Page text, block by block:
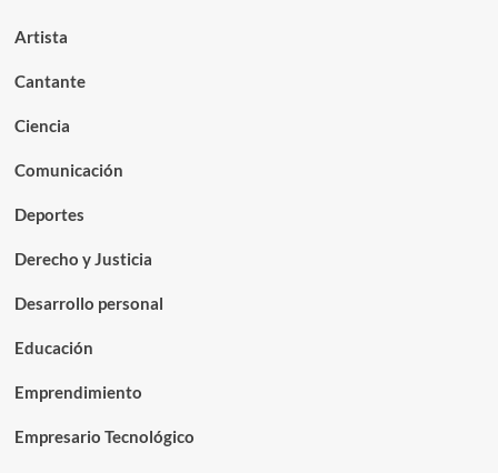
Artista
Cantante
Ciencia
Comunicación
Deportes
Derecho y Justicia
Desarrollo personal
Educación
Emprendimiento
Empresario Tecnológico